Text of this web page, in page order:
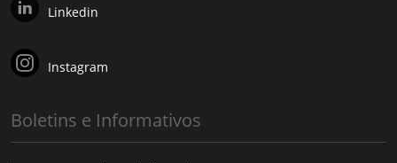
Linkedin
Instagram
Boletins e Informativos